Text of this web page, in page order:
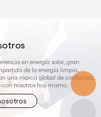
en energía solar, gran
de la energía limpia.
una marca global de confianza,
nosotros hoy mismo.